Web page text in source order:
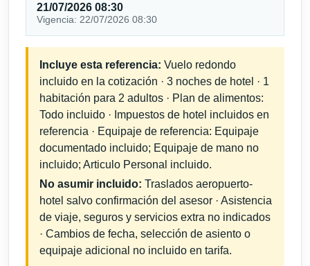
21/07/2026 08:30
Vigencia: 22/07/2026 08:30
Incluye esta referencia: Vuelo redondo
incluido en la cotización · 3 noches de hotel · 1
habitación para 2 adultos · Plan de alimentos:
Todo incluido · Impuestos de hotel incluidos en
referencia · Equipaje de referencia: Equipaje
documentado incluido; Equipaje de mano no
incluido; Articulo Personal incluido.
No asumir incluido: Traslados aeropuerto-
hotel salvo confirmación del asesor · Asistencia
de viaje, seguros y servicios extra no indicados
· Cambios de fecha, selección de asiento o
equipaje adicional no incluido en tarifa.